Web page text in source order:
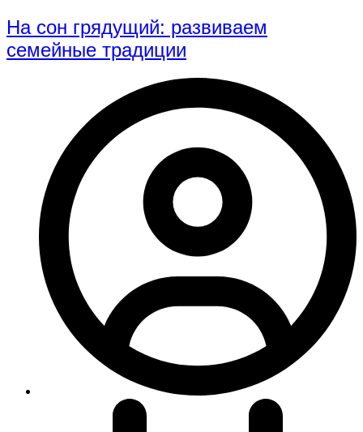
На сон грядущий: развиваем
семейные традиции